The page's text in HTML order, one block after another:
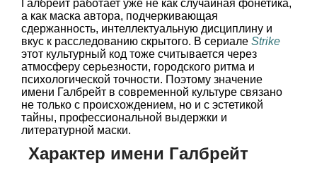
Галбрейт работает уже не как случайная фонетика,
а как маска автора, подчеркивающая
сдержанность, интеллектуальную дисциплину и
вкус к расследованию скрытого. В сериале Strike
этот культурный код тоже считывается через
атмосферу серьезности, городского ритма и
психологической точности. Поэтому значение
имени Галбрейт в современной культуре связано
не только с происхождением, но и с эстетикой
тайны, профессиональной выдержки и
литературной маски.
Характер имени Галбрейт